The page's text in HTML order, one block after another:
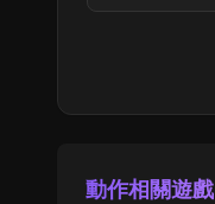
動作相關遊戲